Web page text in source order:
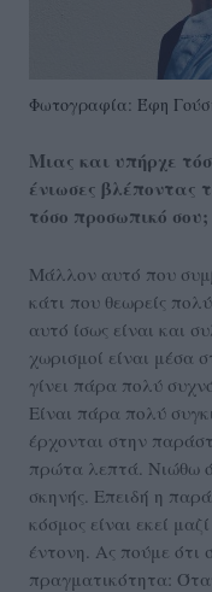
Φωτογραφία: Έφη
Μιας και υπήρχε
ένιωσες βλέποντας
τόσο προσωπικό
Μάλλον αυτό που
κάτι που θεωρείς
αυτό ίσως είναι και
χωρισμοί είναι μέσα
γίνει πάρα πολύ
Είναι πάρα πολύ
έρχονται στην
πρώτα λεπτά. Νιώθω
σκηνής. Επειδή η
κόσμος είναι εκεί
έντονη. Ας πούμε ότι
πραγματικότητα: